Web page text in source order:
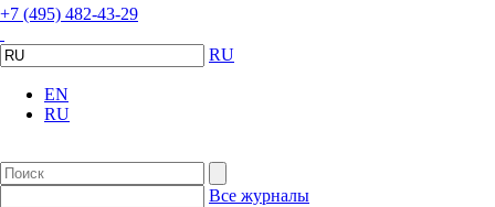
+7 (495) 482-43-29
RU
EN
RU
Все журналы